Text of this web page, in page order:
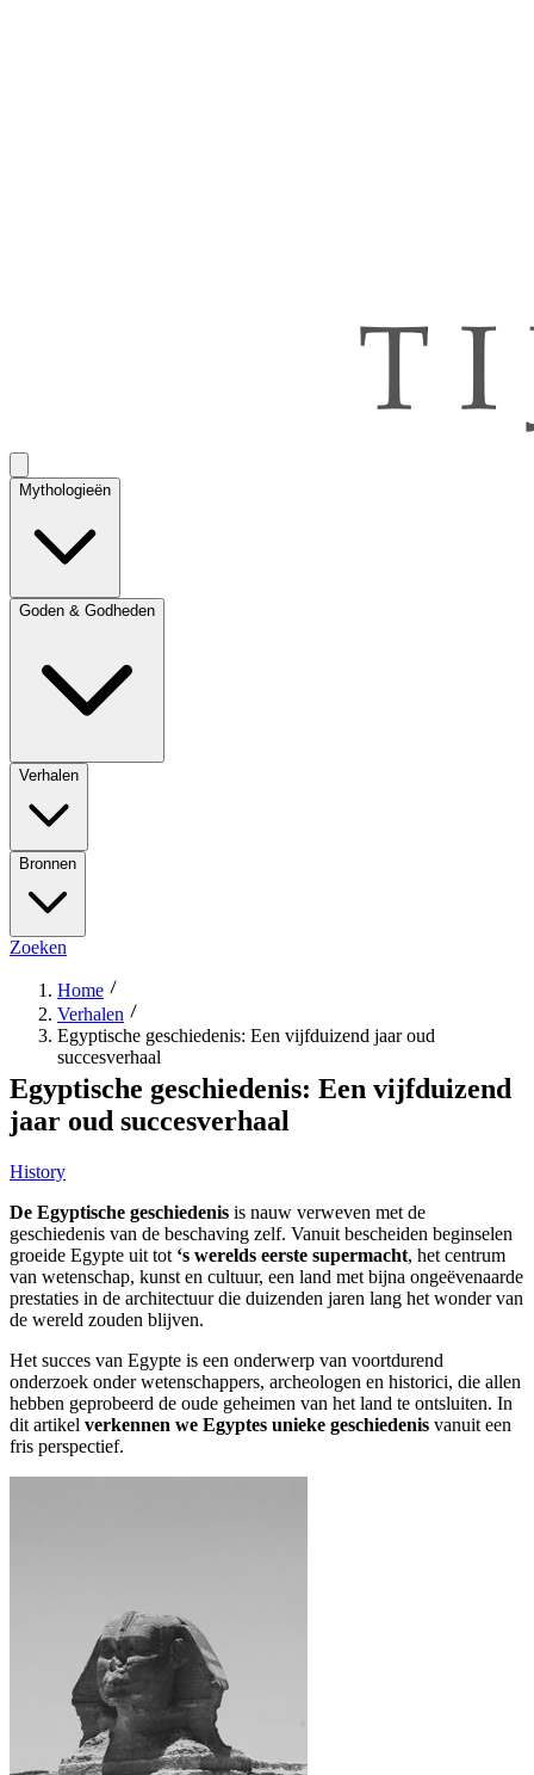
Mythologieën
Goden & Godheden
Verhalen
Bronnen
Zoeken
Home
Verhalen
Egyptische geschiedenis: Een vijfduizend jaar oud
succesverhaal
Egyptische geschiedenis: Een vijfduizend
jaar oud succesverhaal
History
De Egyptische geschiedenis is nauw verweven met de
geschiedenis van de beschaving zelf. Vanuit bescheiden beginselen
groeide Egypte uit tot ‘s werelds eerste supermacht, het centrum
van wetenschap, kunst en cultuur, een land met bijna ongeëvenaarde
prestaties in de architectuur die duizenden jaren lang het wonder van
de wereld zouden blijven.
Het succes van Egypte is een onderwerp van voortdurend
onderzoek onder wetenschappers, archeologen en historici, die allen
hebben geprobeerd de oude geheimen van het land te ontsluiten. In
dit artikel verkennen we Egyptes unieke geschiedenis vanuit een
fris perspectief.